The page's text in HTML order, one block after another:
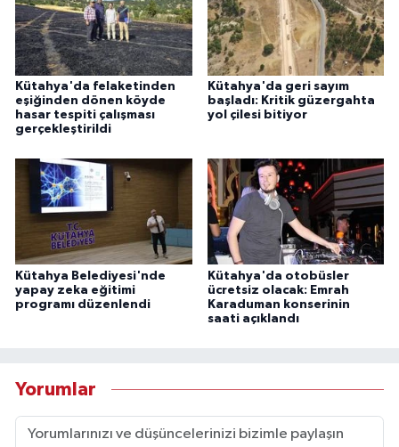
Kütahya'da felaketinden
eşiğinden dönen köyde
hasar tespiti çalışması
gerçekleştirildi
Kütahya'da geri sayım
başladı: Kritik güzergahta
yol çilesi bitiyor
Kütahya Belediyesi'nde
yapay zeka eğitimi
programı düzenlendi
Kütahya'da otobüsler
ücretsiz olacak: Emrah
Karaduman konserinin
saati açıklandı
Yorumlar